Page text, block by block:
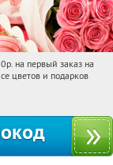
Получили:
на первый заказ на
цветов и подарков